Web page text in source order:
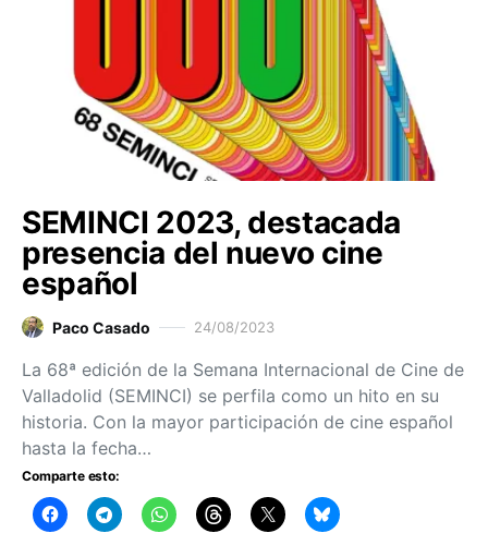
SEMINCI 2023, destacada
presencia del nuevo cine
español
Paco Casado 24/08/2023
La 68ª edición de la Semana Internacional de Cine de
Valladolid (SEMINCI) se perfila como un hito en su
historia. Con la mayor participación de cine español
hasta la fecha…
Comparte esto: